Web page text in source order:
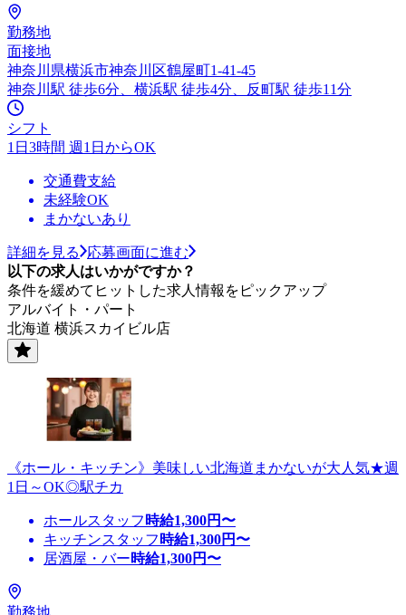
勤務地
面接地
神奈川県横浜市神奈川区鶴屋町1-41-45
神奈川駅 徒歩6分、横浜駅 徒歩4分、反町駅 徒歩11分
シフト
1日3時間 週1日からOK
交通費支給
未経験OK
まかないあり
詳細を見る
応募画面に進む
以下の求人はいかがですか？
条件を緩めてヒットした求人情報をピックアップ
アルバイト・パート
北海道 横浜スカイビル店
《ホール・キッチン》美味しい北海道まかないが大人気★週
1日～OK◎駅チカ
ホールスタッフ 時給1,300円〜
キッチンスタッフ 時給1,300円〜
居酒屋・バー時給1,300円〜
勤務地